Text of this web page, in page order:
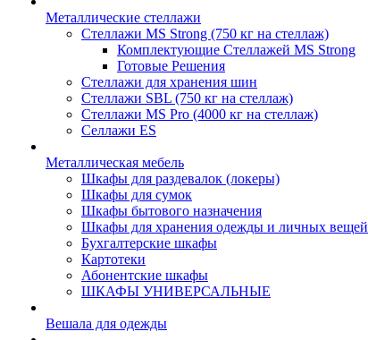
Металлические стеллажи
Стеллажи MS Strong (750 кг на стеллаж)
Комплектующие Стеллажей MS Strong
Готовые Решения
Стеллажи для хранения шин
Стеллажи SBL (750 кг на стеллаж)
Стеллажи MS Pro (4000 кг на стеллаж)
Селлажи ES
Металлическая мебель
Шкафы для раздевалок (локеры)
Шкафы для сумок
Шкафы бытового назначения
Шкафы для хранения одежды и личных вещей
Бухгалтерские шкафы
Картотеки
Абонентские шкафы
ШКАФЫ УНИВЕРСАЛЬНЫЕ
Вешала для одежды